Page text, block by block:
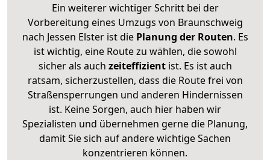
Ein weiterer wichtiger Schritt bei der
Vorbereitung eines Umzugs von Braunschweig
nach Jessen Elster ist diePlanung der Routen. Es
ist wichtig, eine Route zu wählen, die sowohl
sicher als auch zeiteffizientist. Es ist auch
ratsam, sicherzustellen, dass die Route frei von
Straßensperrungen und anderen Hindernissen
ist. Keine Sorgen, auch hier haben wir
Spezialisten und übernehmen gerne die Planung,
damit Sie sich auf andere wichtige Sachen
konzentrieren können.